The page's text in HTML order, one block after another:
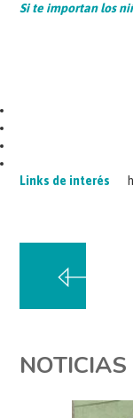
Si te importan los
Links de interés